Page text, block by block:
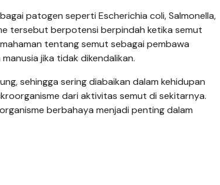
patogen seperti Escherichia coli, Salmonella,
tersebut berpotensi berpindah ketika semut
tentang semut sebagai pembawa
jika tidak dikendalikan.
sehingga sering diabaikan dalam kehidupan
dari aktivitas semut di sekitarnya.
berbahaya menjadi penting dalam